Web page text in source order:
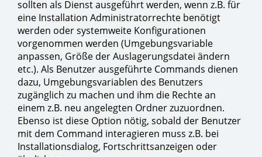
sollten als Dienst ausgeführt werden, wenn z.B. für
eine Installation Administratorrechte benötigt
werden oder systemweite Konfigurationen
vorgenommen werden (Umgebungsvariable
anpassen, Größe der Auslagerungsdatei ändern
etc.). Als Benutzer ausgeführte Commands dienen
dazu, Umgebungsvariablen des Benutzers
zugänglich zu machen und ihm die Rechte an
einem z.B. neu angelegten Ordner zuzuordnen.
Ebenso ist diese Option nötig, sobald der Benutzer
mit dem Command interagieren muss z.B. bei
Installationsdialog, Fortschrittsanzeigen oder